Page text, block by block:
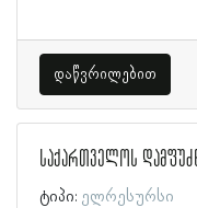
დაწვრილებით
საქართველოს
ტიპი: ელრესურსი